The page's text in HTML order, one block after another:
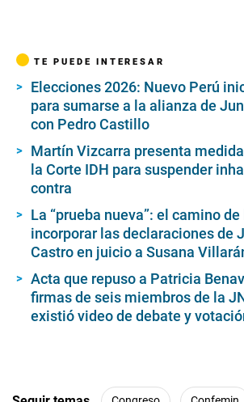
TE PUEDE INTERESAR
Elecciones 2026: Nuevo Perú
para sumarse a la alianza de
con Pedro Castillo
Martín Vizcarra presenta
la Corte IDH para suspender
contra
La “prueba nueva”: el camino
incorporar las declaraciones de
Castro en juicio a Susana
Acta que repuso a Patricia
firmas de seis miembros de la
existió video de debate y